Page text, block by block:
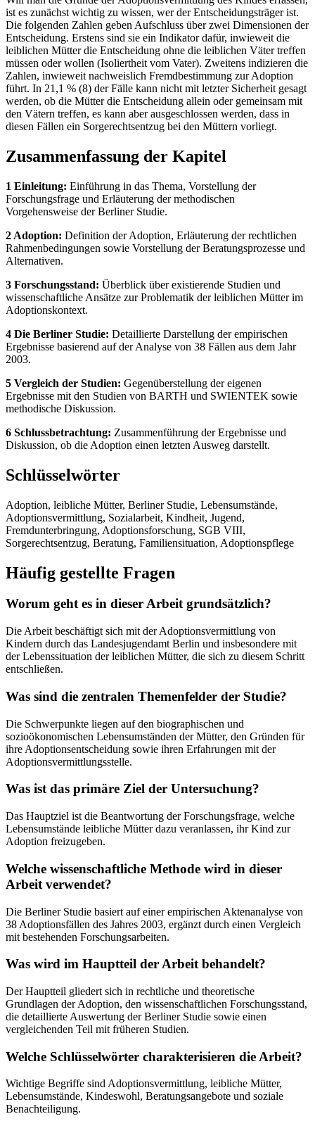
ist es zunächst wichtig zu wissen, wer der Entscheidungsträger ist.
Die folgenden Zahlen geben Aufschluss über zwei Dimensionen der
Entscheidung. Erstens sind sie ein Indikator dafür, inwieweit die
leiblichen Mütter die Entscheidung ohne die leiblichen Väter treffen
müssen oder wollen (Isoliertheit vom Vater). Zweitens indizieren die
Zahlen, inwieweit nachweislich Fremdbestimmung zur Adoption
führt. In 21,1 % (8) der Fälle kann nicht mit letzter Sicherheit gesagt
werden, ob die Mütter die Entscheidung allein oder gemeinsam mit
den Vätern treffen, es kann aber ausgeschlossen werden, dass in
diesen Fällen ein Sorgerechtsentzug bei den Müttern vorliegt.
Zusammenfassung der Kapitel
1 Einleitung: Einführung in das Thema, Vorstellung der
Forschungsfrage und Erläuterung der methodischen
Vorgehensweise der Berliner Studie.
2 Adoption: Definition der Adoption, Erläuterung der rechtlichen
Rahmenbedingungen sowie Vorstellung der Beratungsprozesse und
Alternativen.
3 Forschungsstand: Überblick über existierende Studien und
wissenschaftliche Ansätze zur Problematik der leiblichen Mütter im
Adoptionskontext.
4 Die Berliner Studie: Detaillierte Darstellung der empirischen
Ergebnisse basierend auf der Analyse von 38 Fällen aus dem Jahr
2003.
5 Vergleich der Studien: Gegenüberstellung der eigenen
Ergebnisse mit den Studien von BARTH und SWIENTEK sowie
methodische Diskussion.
6 Schlussbetrachtung: Zusammenführung der Ergebnisse und
Diskussion, ob die Adoption einen letzten Ausweg darstellt.
Schlüsselwörter
Adoption, leibliche Mütter, Berliner Studie, Lebensumstände,
Adoptionsvermittlung, Sozialarbeit, Kindheit, Jugend,
Fremdunterbringung, Adoptionsforschung, SGB VIII,
Sorgerechtsentzug, Beratung, Familiensituation, Adoptionspflege
Häufig gestellte Fragen
Worum geht es in dieser Arbeit grundsätzlich?
Die Arbeit beschäftigt sich mit der Adoptionsvermittlung von
Kindern durch das Landesjugendamt Berlin und insbesondere mit
der Lebenssituation der leiblichen Mütter, die sich zu diesem Schritt
entschließen.
Was sind die zentralen Themenfelder der Studie?
Die Schwerpunkte liegen auf den biographischen und
sozioökonomischen Lebensumständen der Mütter, den Gründen für
ihre Adoptionsentscheidung sowie ihren Erfahrungen mit der
Adoptionsvermittlungsstelle.
Was ist das primäre Ziel der Untersuchung?
Das Hauptziel ist die Beantwortung der Forschungsfrage, welche
Lebensumstände leibliche Mütter dazu veranlassen, ihr Kind zur
Adoption freizugeben.
Welche wissenschaftliche Methode wird in dieser
Arbeit verwendet?
Die Berliner Studie basiert auf einer empirischen Aktenanalyse von
38 Adoptionsfällen des Jahres 2003, ergänzt durch einen Vergleich
mit bestehenden Forschungsarbeiten.
Was wird im Hauptteil der Arbeit behandelt?
Der Hauptteil gliedert sich in rechtliche und theoretische
Grundlagen der Adoption, den wissenschaftlichen Forschungsstand,
die detaillierte Auswertung der Berliner Studie sowie einen
vergleichenden Teil mit früheren Studien.
Welche Schlüsselwörter charakterisieren die Arbeit?
Wichtige Begriffe sind Adoptionsvermittlung, leibliche Mütter,
Lebensumstände, Kindeswohl, Beratungsangebote und soziale
Benachteiligung.